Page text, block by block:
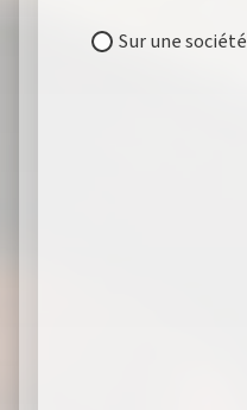
Sur une société